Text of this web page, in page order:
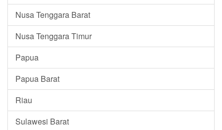
Nusa Tenggara Barat
Nusa Tenggara Timur
Papua
Papua Barat
Riau
Sulawesi Barat